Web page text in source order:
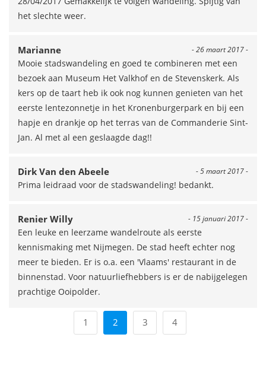
het slechte weer.
- 26 maart 2017 -
Marianne
Mooie stadswandeling en goed te combineren met een
bezoek aan Museum Het Valkhof en de Stevenskerk. Als
kers op de taart heb ik ook nog kunnen genieten van het
eerste lentezonnetje in het Kronenburgerpark en bij een
hapje en drankje op het terras van de Commanderie Sint-
Jan. Al met al een geslaagde dag!!
- 5 maart 2017 -
Dirk Van den Abeele
Prima leidraad voor de stadswandeling! bedankt.
- 15 januari 2017 -
Renier Willy
Een leuke en leerzame wandelroute als eerste
kennismaking met Nijmegen. De stad heeft echter nog
meer te bieden. Er is o.a. een 'Vlaams' restaurant in de
binnenstad. Voor natuurliefhebbers is er de nabijgelegen
prachtige Ooipolder.
1 2 3 4